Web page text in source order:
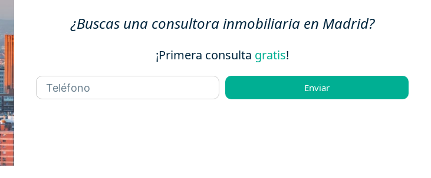
¿Buscas una consultora inmobiliaria en Madrid?
¡Primera consulta gratis!
Enviar